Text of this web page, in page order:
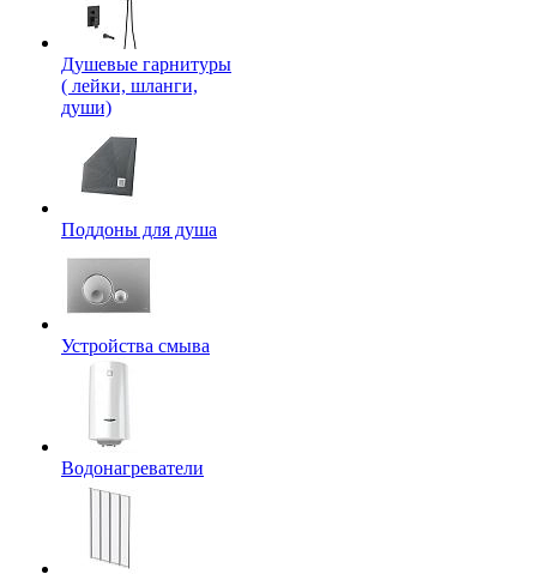
Душевые гарнитуры
( лейки, шланги,
души)
Поддоны для душа
Устройства смыва
Водонагреватели